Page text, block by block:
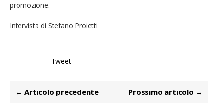
promozione.
Intervista di Stefano Proietti
Tweet
← Articolo precedente Prossimo articolo →